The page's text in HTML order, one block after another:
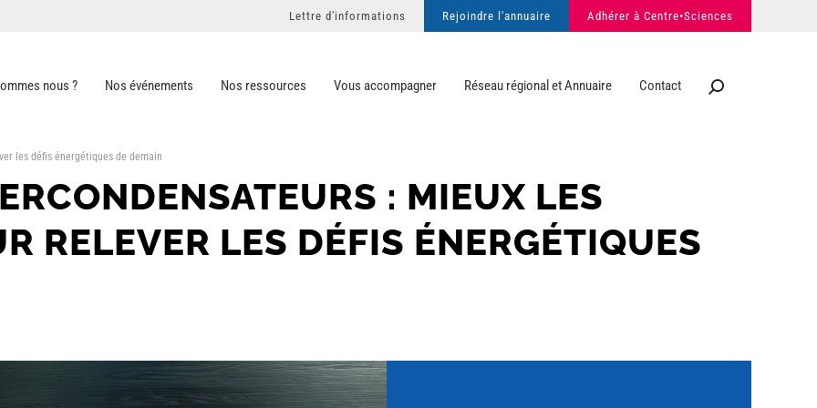
nous ? Nos événements Nos ressources Vous accompagner Réseau régional et Annuaire Contact
Lettre d'informations Rejoindre l'annuaire Adhérer à Centre•Sciences
les défis énergétiques de demain
: MIEUX LES
RELEVER LES DÉFIS ÉNERGÉTIQUES